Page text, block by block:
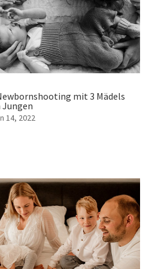
mit 3 Mädels
14, 2022